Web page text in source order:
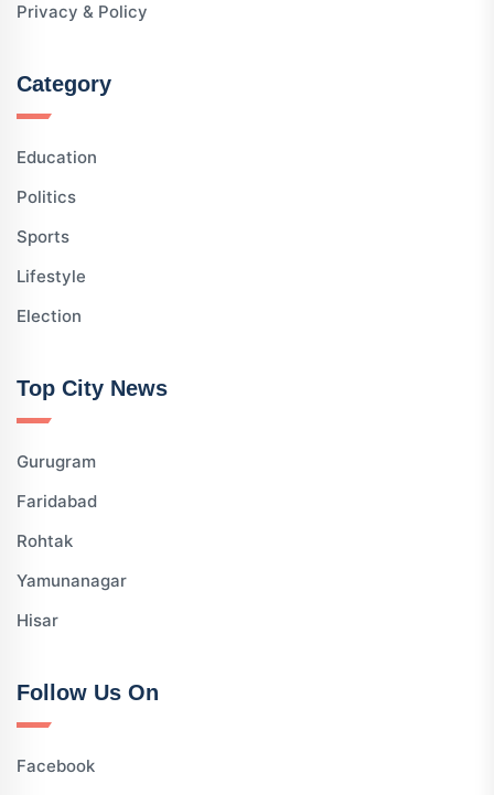
Privacy & Policy
Category
Education
Politics
Sports
Lifestyle
Election
Top City News
Gurugram
Faridabad
Rohtak
Yamunanagar
Hisar
Follow Us On
Facebook